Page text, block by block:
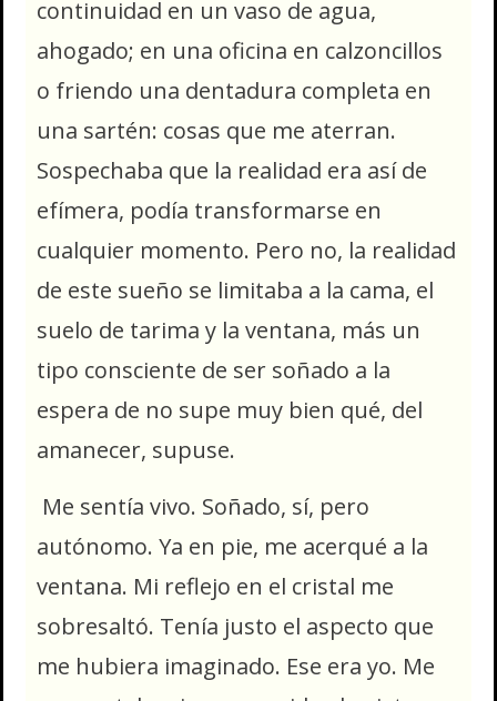
continuidad en un vaso de agua,
ahogado; en una oficina en calzoncillos
o friendo una dentadura completa en
una sartén: cosas que me aterran.
Sospechaba que la realidad era así de
efímera, podía transformarse en
cualquier momento. Pero no, la realidad
de este sueño se limitaba a la cama, el
suelo de tarima y la ventana, más un
tipo consciente de ser soñado a la
espera de no supe muy bien qué, del
amanecer, supuse.
Me sentía vivo. Soñado, sí, pero
autónomo. Ya en pie, me acerqué a la
ventana. Mi reflejo en el cristal me
sobresaltó. Tenía justo el aspecto que
me hubiera imaginado. Ese era yo. Me